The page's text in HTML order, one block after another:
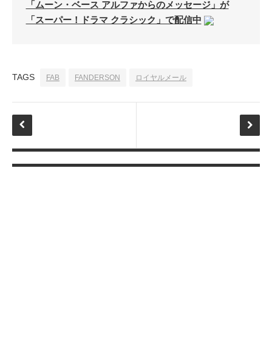
Page（Facebook）
S.H.A.D.O. Research
Information
特撮 プロップス 倉庫
ムラタ有子
「ムーン・ベース アルファからのメッセージ」が
「スーパー！ドラマ クラシック」で配信中
TAGS FAB FANDERSON ロイヤルメール